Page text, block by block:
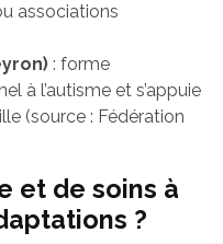
associations
: forme
à l’autisme et s’appuie
(source : Fédération
et de soins à
?